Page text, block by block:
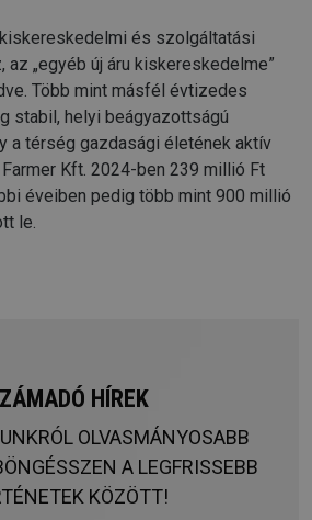
és szolgáltatási
„egyéb új áru kiskereskedelme”
Több mint másfél évtizedes
stabil, helyi beágyazottságú
a térség gazdasági életének aktív
Kft. 2024-ben 239 millió Ft
éveiben pedig több mint 900 millió
le.
HÍREK
OLVASMÁNYOSABB
A LEGFRISSEBB
KÖZÖTT!